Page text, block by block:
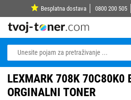
Besplatna dostava 0800 200 505
LEXMARK 708K 70C80K0
ORGINALNI TONER